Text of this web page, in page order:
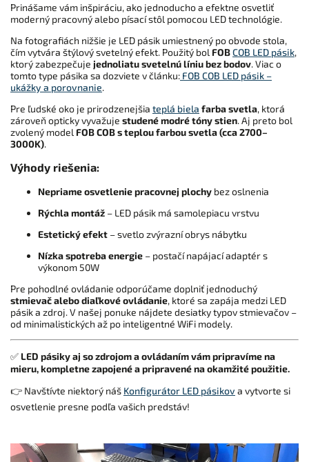
Prinášame vám inšpiráciu, ako jednoducho a efektne osvetliť
moderný pracovný alebo písací stôl pomocou LED technológie.
Na fotografiách nižšie je LED pásik umiestnený po obvode stola,
čím vytvára štýlový svetelný efekt. Použitý bol FOBCOB LED pásik,
ktorý zabezpečuje jednoliatu svetelnú líniu bez bodov. Viac o
tomto type pásika sa dozviete v článku: FOB COB LED pásik –
ukážky a porovnanie.
Pre ľudské oko je prirodzenejšia teplá biela farba svetla, ktorá
zároveň opticky vyvažuje studené modré tóny stien. Aj preto bol
zvolený model FOB COB s teplou farbou svetla (cca 2700–
3000K).
Výhody riešenia:
Nepriame osvetlenie pracovnej plochy bez oslnenia
Rýchla montáž – LED pásik má samolepiacu vrstvu
Estetický efekt – svetlo zvýrazní obrys nábytku
Nízka spotreba energie – postačí napájací adaptér s
výkonom 50W
Pre pohodlné ovládanie odporúčame doplniť jednoduchý
stmievač alebo diaľkové ovládanie, ktoré sa zapája medzi LED
pásik a zdroj. V našej ponuke nájdete desiatky typov stmievačov –
od minimalistických až po inteligentné WiFi modely.
✅ LED pásiky aj so zdrojom a ovládaním vám pripravíme na
mieru, kompletne zapojené a pripravené na okamžité použitie.
👉 Navštívte niektorý náš Konfigurátor LED pásikova vytvorte si
osvetlenie presne podľa vašich predstáv!